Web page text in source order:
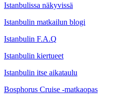
Istanbulissa näkyvissä
Istanbulin matkailun blogi
Istanbulin F.A.Q
Istanbulin kiertueet
Istanbulin itse aikataulu
Bosphorus Cruise -matkaopas